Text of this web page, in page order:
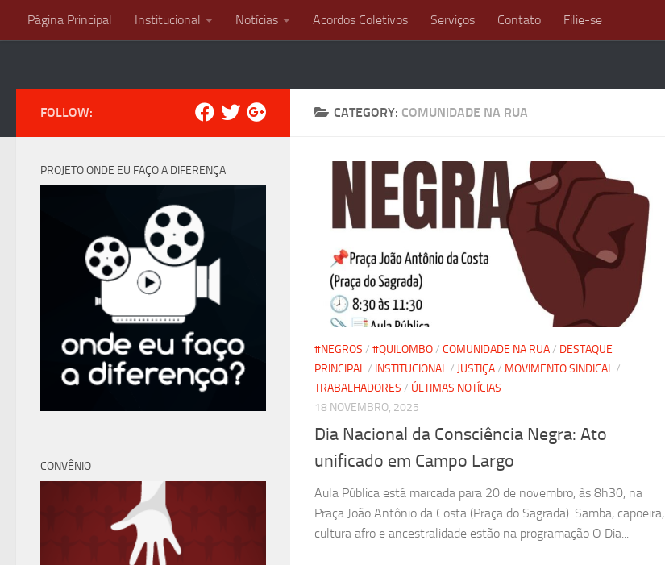
Skip to content
Página Principal Institucional Notícias Acordos Coletivos Serviços Contato Filie-se
CATEGORY: COMUNIDADE NA RUA
#NEGROS / #QUILOMBO/ COMUNIDADE NA RUA/ DESTAQUE
PRINCIPAL/ INSTITUCIONAL/ JUSTIÇA/ MOVIMENTO SINDICAL/
TRABALHADORES / ÚLTIMAS NOTÍCIAS
18 NOVEMBRO, 2025
Dia Nacional da Consciência Negra: Ato
unificado em Campo Largo
Aula Pública está marcada para 20 de novembro, às 8h30, na
Praça João Antônio da Costa (Praça do Sagrada). Samba, capoeira,
cultura afro e ancestralidade estão na programação O Dia...
FOLLOW:
PROJETO ONDE EU FAÇO A DIFERENÇA
CONVÊNIO